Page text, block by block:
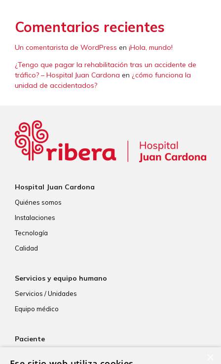
Comentarios recientes
Un comentarista de WordPress en ¡Hola, mundo!
¿Tengo que pagar la rehabilitación tras un accidente de
tráfico? – Hospital Juan Cardona en ¿cómo funciona la
unidad de accidentados?
Hospital Juan Cardona
Quiénes somos
Instalaciones
Tecnología
Calidad
Servicios y equipo humano
Servicios / Unidades
Equipo médico
Paciente